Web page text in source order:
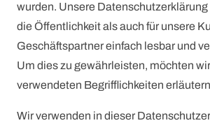
wurden. Unsere Datenschutzerklärung
die Öffentlichkeit als auch für unsere
Geschäftspartner einfach lesbar und
Um dies zu gewährleisten, möchten
verwendeten Begrifflichkeiten
Wir verwenden in dieser